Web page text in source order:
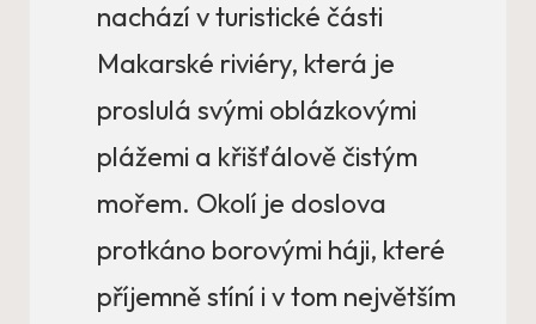
nachází v turistické části
Makarské riviéry, která je
proslulá svými oblázkovými
plážemi a křišťálově čistým
mořem. Okolí je doslova
protkáno borovými háji, které
příjemně stíní i v tom největším